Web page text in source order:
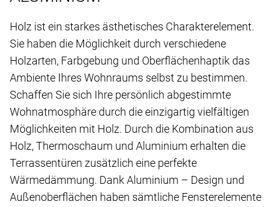
Holz ist ein starkes ästhetisches Charakterelement.
Sie haben die Möglichkeit durch verschiedene
Holzarten, Farbgebung und Oberflächenhaptik das
Ambiente Ihres Wohnraums selbst zu bestimmen.
Schaffen Sie sich Ihre persönlich abgestimmte
Wohnatmosphäre durch die einzigartig vielfältigen
Möglichkeiten mit Holz. Durch die Kombination aus
Holz, Thermoschaum und Aluminium erhalten die
Terrassentüren zusätzlich eine perfekte
Wärmedämmung. Dank Aluminium – Design und
Außenoberflächen haben sämtliche Fensterelemente